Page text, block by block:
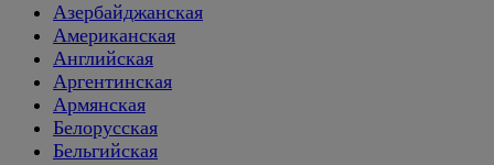
Азербайджанская
Американская
Английская
Аргентинская
Армянская
Белорусская
Бельгийская